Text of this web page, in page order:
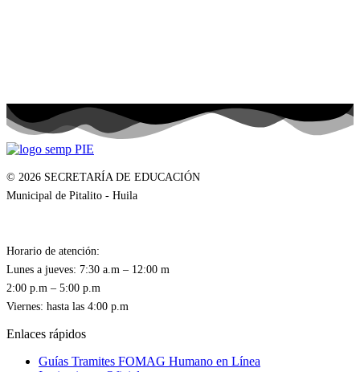
© 2026 SECRETARÍA DE EDUCACIÓN
Municipal de Pitalito - Huila
Horario de atención:
Lunes a jueves: 7:30 a.m – 12:00 m
2:00 p.m – 5:00 p.m
Enlaces rápidos
Guías Tramites FOMAG Humano en Línea